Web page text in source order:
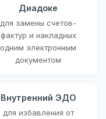
Диадоке
для замены счетов-
фактур и накладных
одним электронным
документом
Внутренний ЭДО
для избавления от